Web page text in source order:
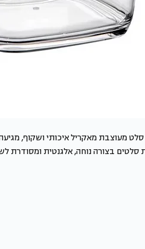
מעוצבת מאקריל איכותי ושקוף,
סלטים בצורה נוחה, אלגנטית ומסודרת